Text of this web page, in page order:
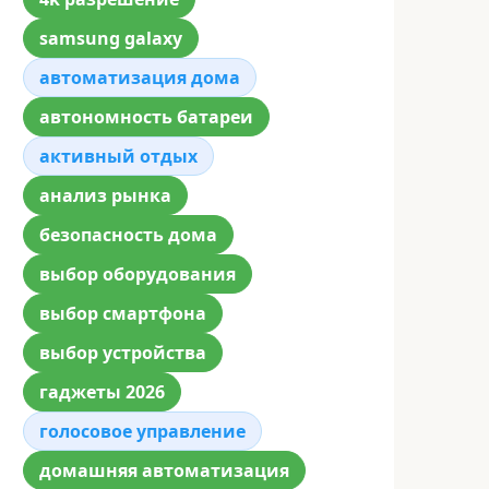
samsung galaxy
автоматизация дома
автономность батареи
активный отдых
анализ рынка
безопасность дома
выбор оборудования
выбор смартфона
выбор устройства
гаджеты 2026
голосовое управление
домашняя автоматизация